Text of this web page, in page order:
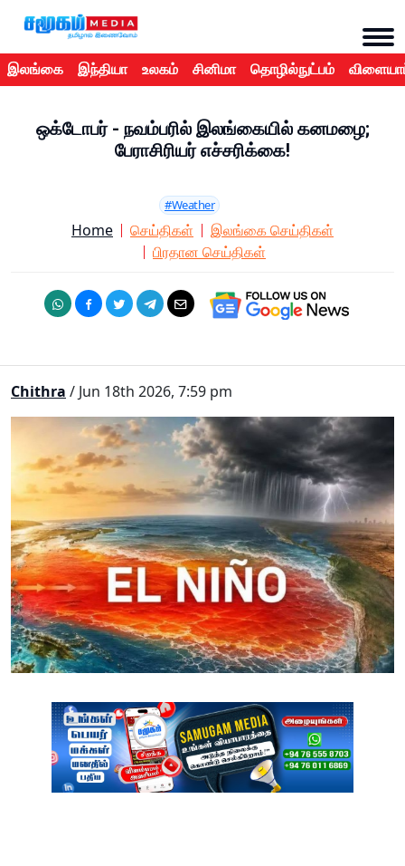
இலங்கை இந்தியா உலகம் சினிமா தொழில்நுட்பம்
ஒக்டோபர் - நவம்பரில் இலங்கையில் கனமழை;
பேராசிரியர் எச்சரிக்கை!
#Weather
Home செய்திகள்
இலங்கை செய்திகள்
பிரதான செய்திகள்
Chithra / Jun 18th 2026, 7:59 pm